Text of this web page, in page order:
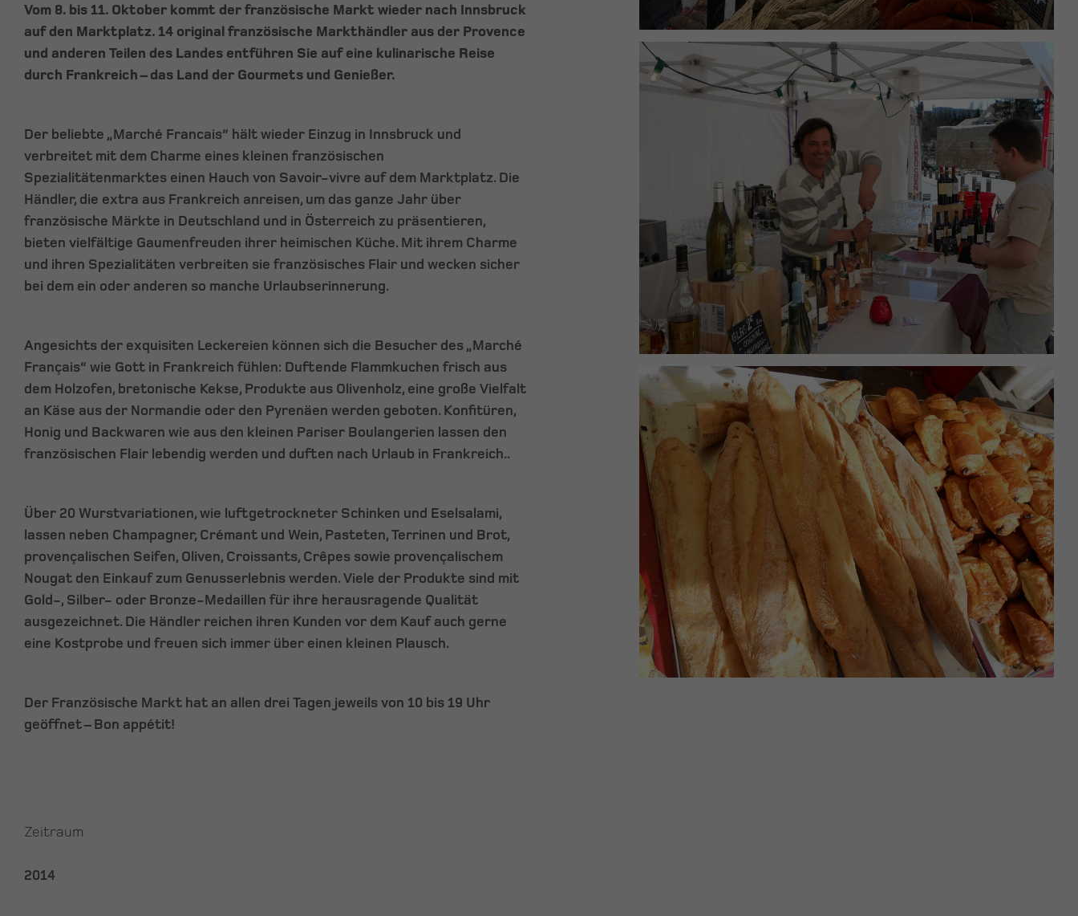
Vom 8. bis 11. Oktober kommt der französische Markt wieder nach Innsbruck
auf den Marktplatz. 14 original französische Markthändler aus der Provence
und anderen Teilen des Landes entführen Sie auf eine kulinarische Reise
durch Frankreich – das Land der Gourmets und Genießer.
Der beliebte „Marché Francais“ hält wieder Einzug in Innsbruck und
verbreitet mit dem Charme eines kleinen französischen
Spezialitätenmarktes einen Hauch von Savoir-vivre auf dem Marktplatz. Die
Händler, die extra aus Frankreich anreisen, um das ganze Jahr über
französische Märkte in Deutschland und in Österreich zu präsentieren,
bieten vielfältige Gaumenfreuden ihrer heimischen Küche. Mit ihrem Charme
und ihren Spezialitäten verbreiten sie französisches Flair und wecken sicher
bei dem ein oder anderen so manche Urlaubserinnerung.
Angesichts der exquisiten Leckereien können sich die Besucher des „Marché
Français“ wie Gott in Frankreich fühlen: Duftende Flammkuchen frisch aus
dem Holzofen, bretonische Kekse, Produkte aus Olivenholz, eine große Vielfalt
an Käse aus der Normandie oder den Pyrenäen werden geboten. Konfitüren,
Honig und Backwaren wie aus den kleinen Pariser Boulangerien lassen den
französischen Flair lebendig werden und duften nach Urlaub in Frankreich..
Über 20 Wurstvariationen, wie luftgetrockneter Schinken und Eselsalami,
lassen neben Champagner, Crémant und Wein, Pasteten, Terrinen und Brot,
provençalischen Seifen, Oliven, Croissants, Crêpes sowie provençalischem
Nougat den Einkauf zum Genusserlebnis werden. Viele der Produkte sind mit
Gold-, Silber- oder Bronze-Medaillen für ihre herausragende Qualität
ausgezeichnet. Die Händler reichen ihren Kunden vor dem Kauf auch gerne
eine Kostprobe und freuen sich immer über einen kleinen Plausch.
Der Französische Markt hat an allen drei Tagen jeweils von 10 bis 19 Uhr
geöffnet – Bon appétit!
Zeitraum
2014